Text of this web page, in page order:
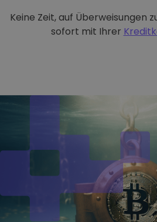
Keine Zeit, auf Überweisungen
sofort mit Ihrer